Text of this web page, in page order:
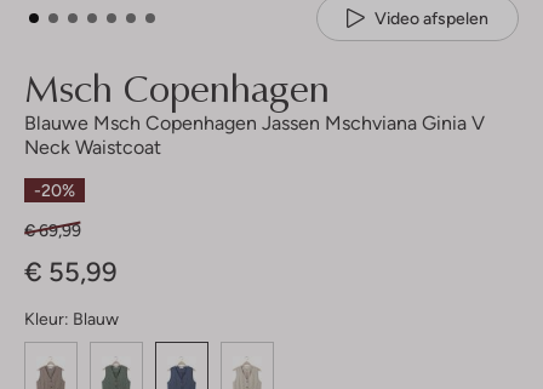
Video afspelen
Msch Copenhagen
Blauwe Msch Copenhagen Jassen Mschviana Ginia V
Neck Waistcoat
-20%
€ 69,99
€ 55,99
Kleur: Blauw